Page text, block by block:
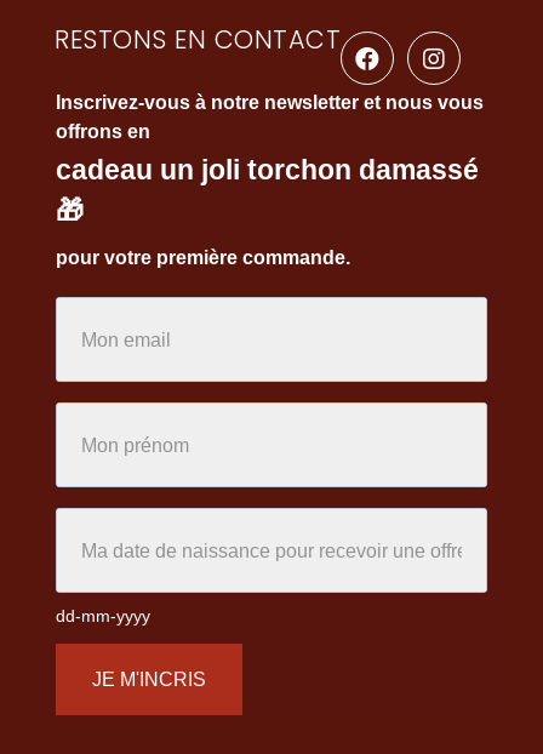
RESTONS EN CONTACT
Inscrivez-vous à notre newsletter et nous vous
offrons en
cadeau un joli torchon damassé
🎁
pour votre première commande.
dd-mm-yyyy
JE M'INCRIS